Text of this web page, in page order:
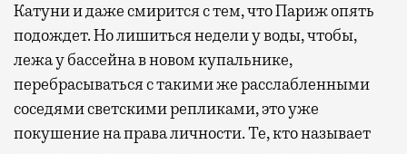
Катуни и даже смирится с тем, что Париж опять
подождет. Но лишиться недели у воды, чтобы,
лежа у бассейна в новом купальнике,
перебрасываться с такими же расслабленными
соседями светскими репликами, это уже
покушение на права личности. Те, кто называет